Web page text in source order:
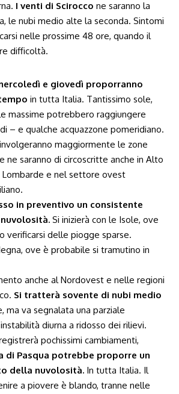
I venti di Scirocco ne saranno la
le nubi medio alte la seconda. Sintomi
nelle prossime 48 ore, quando il
difficoltà.
e giovedì proporranno
in tutta Italia. Tantissimo sole,
massime potrebbero raggiungere
– e qualche acquazzone pomeridiano.
maggiormente le zone
ne saranno di circoscritte anche in Alto
Lombarde e nel settore ovest
in preventivo un consistente
Si inizierà con le Isole, ove
verificarsi delle piogge sparse.
ove è probabile si tramutino in
anche al Nordovest e nelle regioni
Si tratterà sovente di nubi medio
ma va segnalata una parziale
diurna a ridosso dei rilievi.
pochissimi cambiamenti,
di Pasqua potrebbe proporre un
della nuvolosità. In tutta Italia. Il
a piovere è blando, tranne nelle